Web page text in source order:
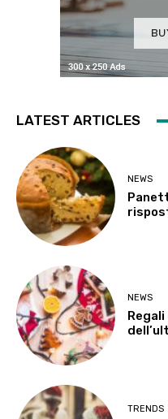
LATEST ARTICLES
NEWS
NEWS
TRENDS